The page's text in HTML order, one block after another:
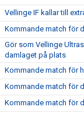
Vellinge IF kallar till
Kommande match för
Gör som Vellinge
damlaget på plats
Kommande match för
Kommande match för
Kommande match för